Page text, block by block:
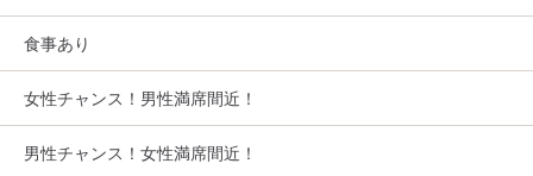
食事あり
女性チャンス！男性満席間近！
男性チャンス！女性満席間近！